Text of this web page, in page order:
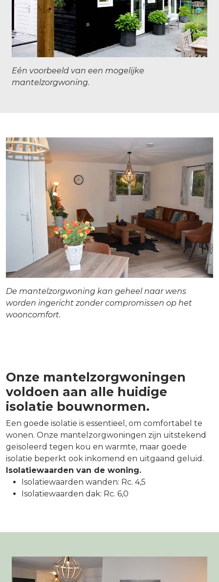
Eén voorbeeld van een mogelijke
mantelzorgwoning.
De mantelzorgwoning kan geheel naar wens
worden ingericht zonder compromissen op het
wooncomfort.
Onze mantelzorgwoningen
voldoen aan alle huidige
isolatie bouwnormen.
Een goede isolatie is essentieel, om comfortabel te
wonen. Onze mantelzorgwoningen zijn uitstekend
geïsoleerd tegen kou en warmte, maar goede
isolatie beperkt ook inkomend en uitgaand geluid.
Isolatiewaarden van de woning.
Isolatiewaarden wanden: Rc. 4,5
Isolatiewaarden dak: Rc. 6,0